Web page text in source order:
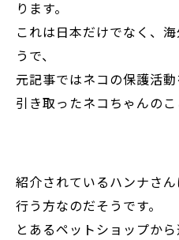
ります。
これは日本だけでなく、
うで、
元記事ではネコの保護活動
引き取ったネコちゃんのこ
紹介されているハンナさ
行う方なのだそうです。
とあるペットショップか